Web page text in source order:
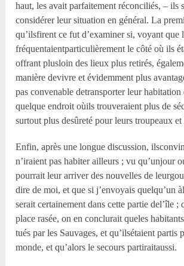
haut, les avait parfaitement réconciliés, – ils
considérer leur situation en général. La
qu’ilsfirent ce fut d’examiner si, voyant que
fréquentaientparticulièrement le côté où ils
offrant plusloin des lieux plus retirés,
manière devivre et évidemment plus
pas convenable detransporter leur habitation
quelque endroit oùils trouveraient plus de
surtout plus desûreté pour leurs troupeaux
Enfin, après une longue discussion,
n’iraient pas habiter ailleurs ; vu qu’unjour
pourrait leur arriver des nouvelles de
dire de moi, et que si j’envoyais quelqu’un
serait certainement dans cette partie del’île ;
place rasée, on en conclurait queles
tués par les Sauvages, et qu’ilsétaient partis
monde, et qu’alors le secours partiraitaussi.